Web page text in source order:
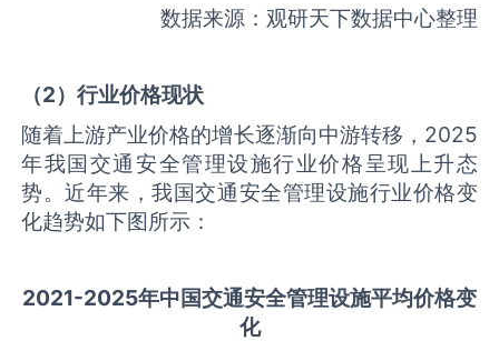
数据来源：观研天下数据中心整理
（2）行业价格现状
随着上游产业价格的增长逐渐向中游转移，2025
年我国交通安全管理设施行业价格呈现上升态
势。近年来，我国交通安全管理设施行业价格变
化趋势如下图所示：
2021-2025年中国交通安全管理设施平均价格变
化